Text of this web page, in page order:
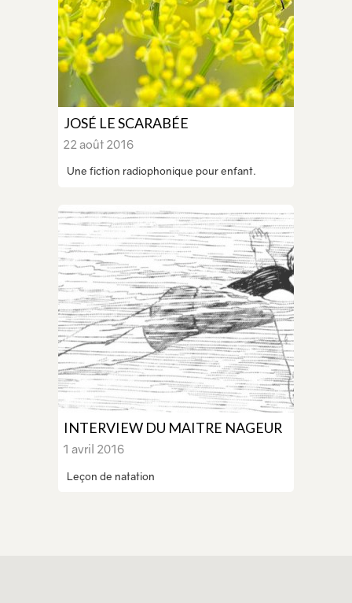
JOSÉ LE SCARABÉE
22 août 2016
Une fiction radiophonique pour enfant.
INTERVIEW DU MAITRE NAGEUR
1 avril 2016
Leçon de natation